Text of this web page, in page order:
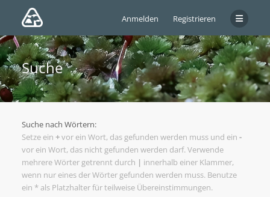
Anmelden Registrieren
Suche
Suche nach Wörtern:
Setze ein +vor ein Wort, das gefunden werden muss und ein -
vor ein Wort, das nicht gefunden werden darf. Verwende
mehrere Wörter getrennt durch | innerhalb einer Klammer,
wenn nur eines der Wörter gefunden werden muss. Benutze
ein * als Platzhalter für teilweise Übereinstimmungen.